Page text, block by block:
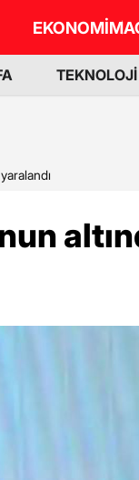
EKONOMİ
TEKNOLOJİ